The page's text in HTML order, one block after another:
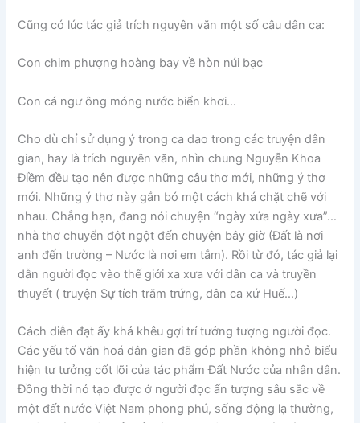
Cũng có lúc tác giả trích nguyên văn một số câu dân ca:
Con chim phượng hoàng bay về hòn núi bạc
Con cá ngư ông móng nước biển khơi…
Cho dù chỉ sử dụng ý trong ca dao trong các truyện dân
gian, hay là trích nguyên văn, nhìn chung Nguyễn Khoa
Điềm đều tạo nên được những câu thơ mới, những ý thơ
mới. Những ý thơ này gắn bó một cách khá chặt chẽ với
nhau. Chẳng hạn, đang nói chuyện “ngày xửa ngày xưa”…
nhà thơ chuyển đột ngột đến chuyện bây giờ (Đất là nơi
anh đến trường – Nước là nơi em tắm). Rồi từ đó, tác giả lại
dẫn người đọc vào thế giới xa xưa với dân ca và truyền
thuyết ( truyện Sự tích trăm trứng, dân ca xứ Huế…)
Cách diễn đạt ấy khá khêu gợi trí tưởng tượng người đọc.
Các yếu tố văn hoá dân gian đã góp phần không nhỏ biểu
hiện tư tưởng cốt lõi của tác phẩm Đất Nước của nhân dân.
Đồng thời nó tạo được ở người đọc ấn tượng sâu sắc về
một đất nước Việt Nam phong phú, sống động lạ thường,